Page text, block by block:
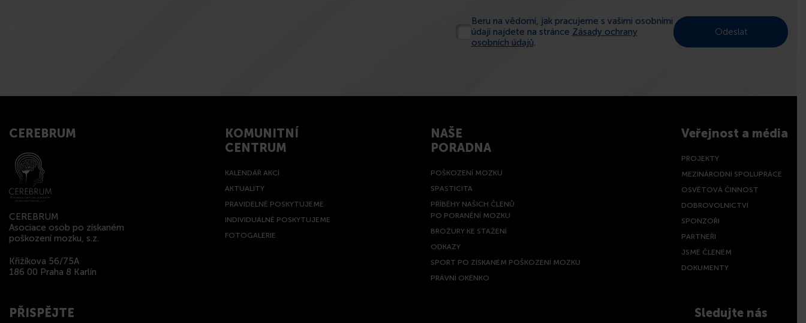
Beru na vědomí, jak pracujeme s vašimi osobními
údaji najdete na stránce Zásady ochrany
osobních údajů.
CEREBRUM
CEREBRUM
Asociace osob po získaném
poškození mozku, s.z.
Křižíkova 56/75A
186 00 Praha 8 Karlín
KOMUNITNÍ
CENTRUM
KALENDÁŘ AKCÍ
AKTUALITY
PRAVIDELNĚ POSKYTUJEME
INDIVIDUÁLNĚ POSKYTUJEME
FOTOGALERIE
NAŠE
PORADNA
POŠKOZENÍ MOZKU
SPASTICITA
PŘÍBĚHY NAŠICH ČLENŮ
PO PORANĚNÍ MOZKU
BROŽURY KE STAŽENÍ
ODKAZY
SPORT PO ZÍSKANÉM POŠKOZENÍ MOZKU
PRÁVNÍ OKÉNKO
Veřejnost a média
PROJEKTY
MEZINÁRODNÍ SPOLUPRÁCE
OSVĚTOVÁ ČINNOST
DOBROVOLNICTVÍ
SPONZOŘI
PARTNEŘI
JSME ČLENEM
DOKUMENTY
PŘISPĚJTE Sledujte nás